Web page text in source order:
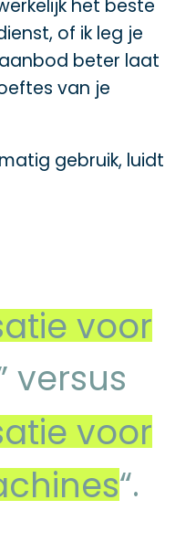
het beste
of ik leg je
beter laat
van je
gebruik, luidt
voor
versus
voor
“.